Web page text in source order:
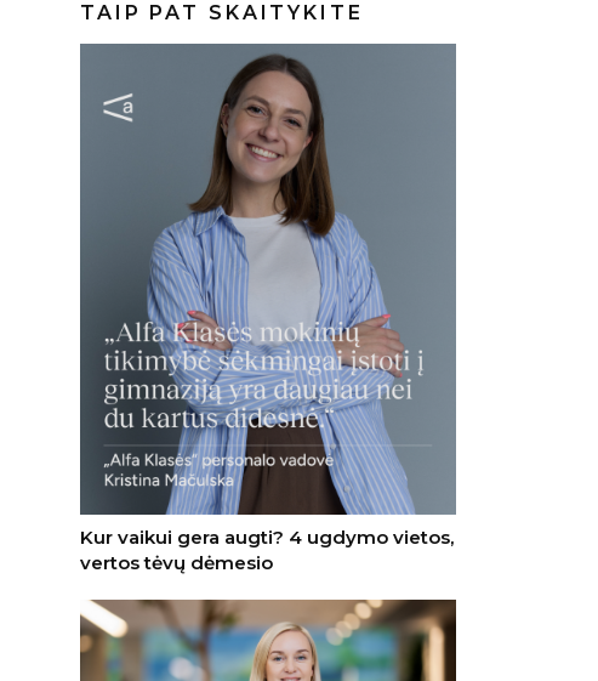
TAIP PAT SKAITYKITE
Kur vaikui gera augti? 4 ugdymo vietos,
vertos tėvų dėmesio